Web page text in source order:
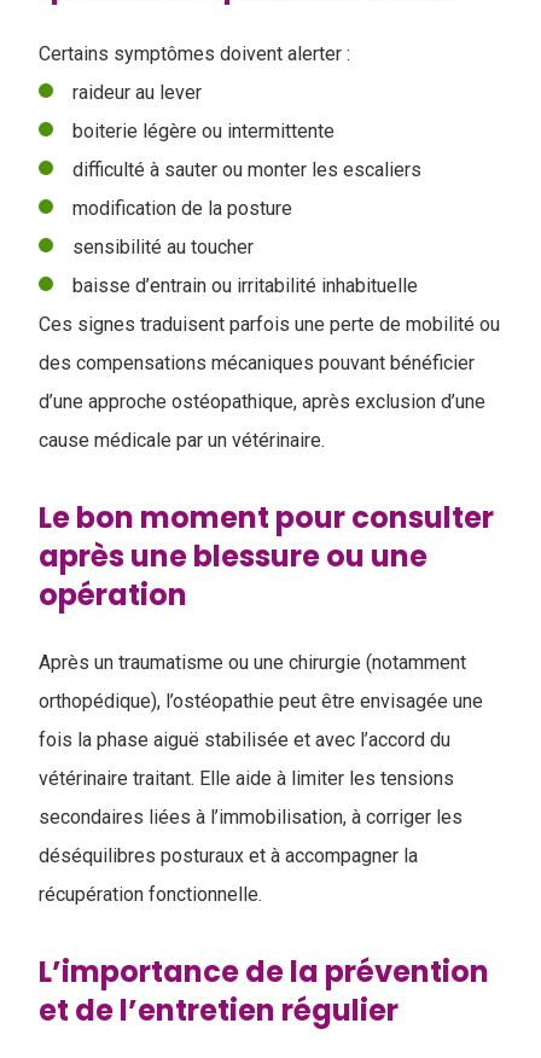
Certains symptômes doivent alerter :
raideur au lever
boiterie légère ou intermittente
difficulté à sauter ou monter les escaliers
modification de la posture
sensibilité au toucher
baisse d’entrain ou irritabilité inhabituelle
Ces signes traduisent parfois une perte de mobilité ou
des compensations mécaniques pouvant bénéficier
d’une approche ostéopathique, après exclusion d’une
cause médicale par un vétérinaire.
Le bon moment pour consulter
après une blessure ou une
opération
Après un traumatisme ou une chirurgie (notamment
orthopédique), l’ostéopathie peut être envisagée une
fois la phase aiguë stabilisée et avec l’accord du
vétérinaire traitant. Elle aide à limiter les tensions
secondaires liées à l’immobilisation, à corriger les
déséquilibres posturaux et à accompagner la
récupération fonctionnelle.
L’importance de la prévention
et de l’entretien régulier